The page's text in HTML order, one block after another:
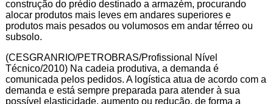
construção do prédio destinado a armazém, procurando
alocar produtos mais leves em andares superiores e
produtos mais pesados ou volumosos em andar térreo ou
subsolo.
(CESGRANRIO/PETROBRAS/Profissional Nível
Técnico/2010) Na cadeia produtiva, a demanda é
comunicada pelos pedidos. A logística atua de acordo com a
demanda e está sempre preparada para atender à sua
possível elasticidade, aumento ou redução, de forma a